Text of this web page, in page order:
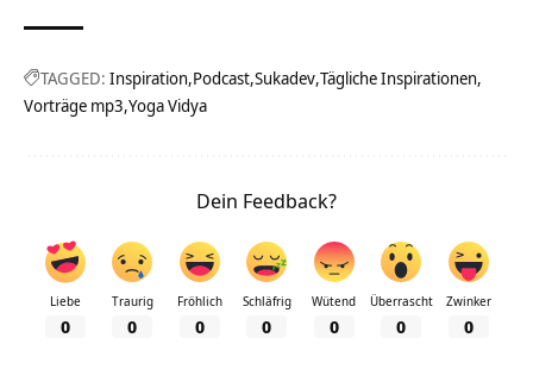
TAGGED: Inspiration Podcast Sukadev Tägliche Inspirationen
Vorträge mp3 Yoga Vidya
Dein Feedback?
Liebe
0
Traurig
0
Fröhlich
0
Schläfrig
0
Wütend
0
Überrascht
0
Zwinker
0